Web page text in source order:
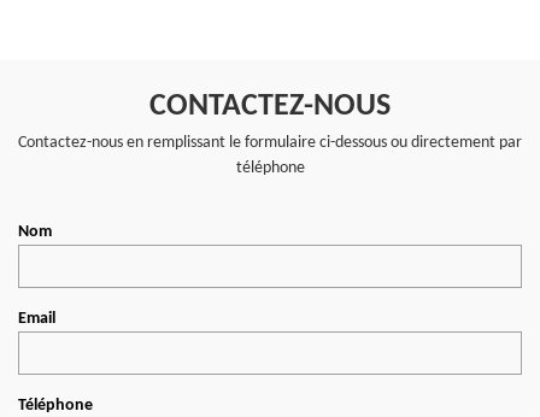
CONTACTEZ-NOUS
Contactez-nous en remplissant le formulaire ci-dessous ou directement par
téléphone
Nom
Email
Téléphone